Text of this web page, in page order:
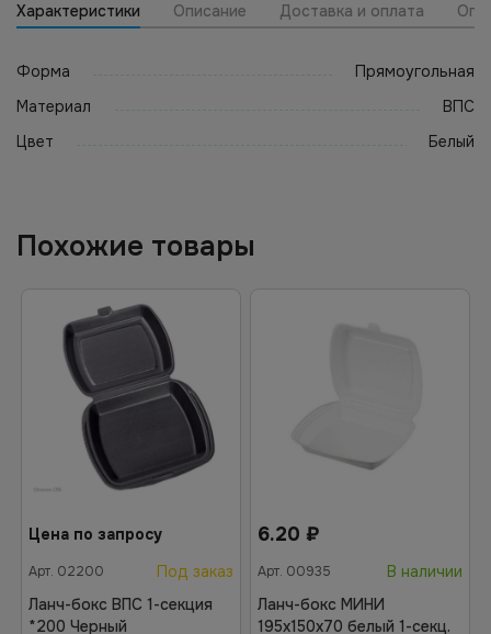
Характеристики Описание Доставка и оплата
Форма
Прямоугольная
Материал
ВПС
Цвет
Белый
Похожие товары
Цена по запросу
Арт. 02200
Под заказ
Ланч-бокс ВПС 1-секция
*200 Черный
6.20 ₽
Арт. 00935
В наличии
Ланч-бокс МИНИ
195х150х70 белый 1-секц.